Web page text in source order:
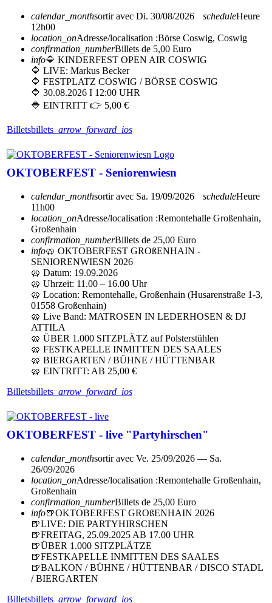
calendar_monthsortir avec Di. 30/08/2026 scheduleHeure
12h00
location_onAdresse/localisation :Börse Coswig, Coswig
confirmation_numberBillets de 5,00 Euro
info🔷 KINDERFEST OPEN AIR COSWIG
🔷 LIVE: Markus Becker
🔷 FESTPLATZ COSWIG / BÖRSE COSWIG
🔷 30.08.2026 I 12:00 UHR
🔷 EINTRITT 👉 5,00 €
Billetsbillets arrow_forward_ios
OKTOBERFEST - Seniorenwiesn
calendar_monthsortir avec Sa. 19/09/2026 scheduleHeure
11h00
location_onAdresse/localisation :Remontehalle Großenhain,
Großenhain
confirmation_numberBillets de 25,00 Euro
info🥨 OKTOBERFEST GROßENHAIN -
SENIORENWIESN 2026
🥨 Datum: 19.09.2026
🥨 Uhrzeit: 11.00 – 16.00 Uhr
🥨 Location: Remontehalle, Großenhain (Husarenstraße 1-3,
01558 Großenhain)
🥨 Live Band: MATROSEN IN LEDERHOSEN & DJ
ATTILA
🥨 ÜBER 1.000 SITZPLÄTZ auf Polsterstühlen
🥨 FESTKAPELLE INMITTEN DES SAALES
🥨 BIERGARTEN / BÜHNE / HÜTTENBAR
🥨 EINTRITT: AB 25,00 €
Billetsbillets arrow_forward_ios
OKTOBERFEST - live "Partyhirschen"
calendar_monthsortir avec Ve. 25/09/2026 — Sa.
26/09/2026
location_onAdresse/localisation :Remontehalle Großenhain,
Großenhain
confirmation_numberBillets de 25,00 Euro
info🍺OKTOBERFEST GROßENHAIN 2026
🍺LIVE: DIE PARTYHIRSCHEN
🍺FREITAG, 25.09.2025 AB 17.00 UHR
🍺ÜBER 1.000 SITZPLÄTZE
🍺FESTKAPELLE INMITTEN DES SAALES
🍺BALKON / BÜHNE / HÜTTENBAR / DISCO STADL
/ BIERGARTEN
Billetsbillets arrow_forward_ios